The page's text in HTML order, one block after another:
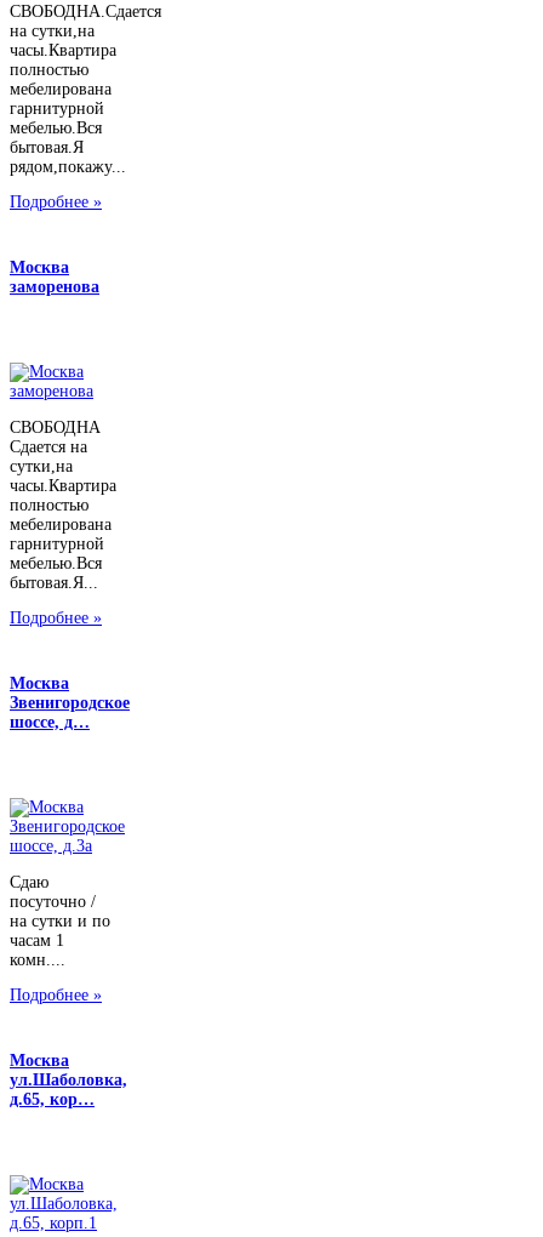
СВОБОДНА.Сдается
на сутки,на
часы.Квартира
полностью
мебелирована
гарнитурной
мебелью.Вся
бытовая.Я
рядом,покажу...
Подробнее »
Москва
заморенова
СВОБОДНА
Сдается на
сутки,на
часы.Квартира
полностью
мебелирована
гарнитурной
мебелью.Вся
бытовая.Я...
Подробнее »
Москва
Звенигородское
шоссе, д…
Сдаю
посуточно /
на сутки и по
часам 1
комн....
Подробнее »
Москва
ул.Шаболовка,
д.65, кор…